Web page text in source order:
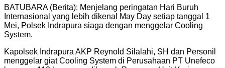
BATUBARA (Berita): Menjelang peringatan Hari Buruh
Internasional yang lebih dikenal May Day setiap tanggal 1
Mei, Polsek Indrapura siaga dengan menggelar Cooling
System.
Kapolsek Indrapura AKP Reynold Silalahi, SH dan Personil
menggelar giat Cooling System di Perusahaan PT Unefeco